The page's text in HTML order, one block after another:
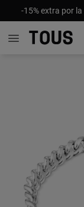
-15% extra por